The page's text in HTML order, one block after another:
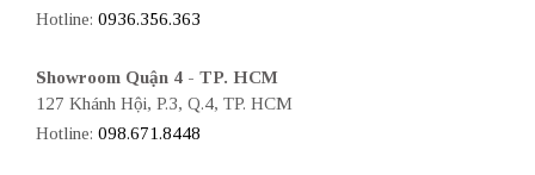
Hotline: 0936.356.363
Showroom Quận 4 - TP. HCM
127 Khánh Hội, P.3, Q.4, TP. HCM
Hotline: 098.671.8448